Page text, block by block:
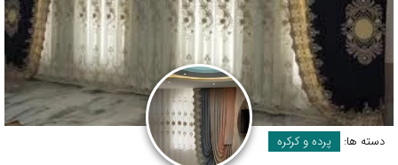
دسته ها: پرده و کرکره